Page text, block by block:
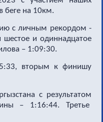
беге на 10км.
с личным рекордом -
шестое и одиннадцатое
– 1:09:30.
вторым к финишу
с результатом
– 1:16:44. Третье